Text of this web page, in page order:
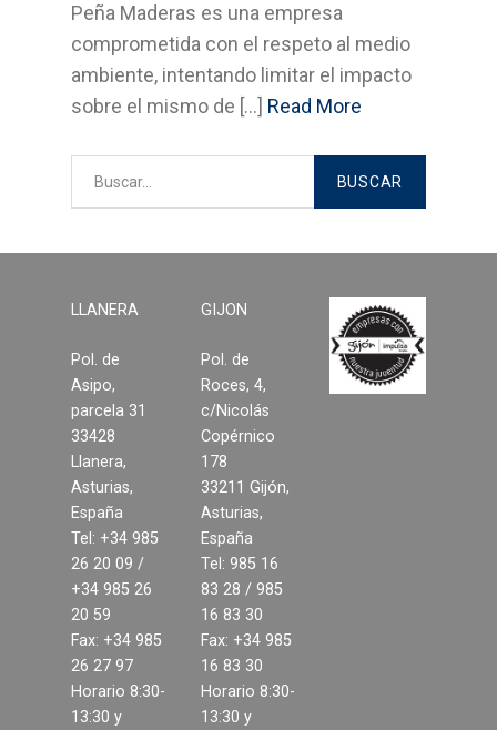
Formica
Suelos laminados
Soluciones en tableros
Decoración del hogar
Madera para exterior y
jardinería
Estructuras y cubiertas
Compromiso
Medio Ambiente
Calidad
Desarrollo sostenible
Peña Maderas es una empresa
comprometida con el respeto al medio
ambiente, intentando limitar el impacto
sobre el mismo de [...] Read More
LLANERA
Pol. de
Asipo,
parcela 31
33428
Llanera,
Asturias,
España
Tel: +34 985
26 20 09 /
+34 985 26
20 59
Fax: +34 985
26 27 97
Horario 8:30-
13:30 y
GIJON
Pol. de
Roces, 4,
c/Nicolás
Copérnico
178
33211 Gijón,
Asturias,
España
Tel: 985 16
83 28 / 985
16 83 30
Fax: +34 985
16 83 30
Horario 8:30-
13:30 y